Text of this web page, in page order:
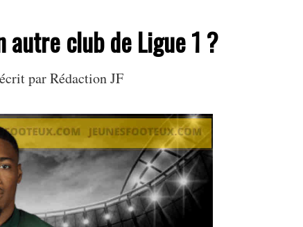
autre club de Ligue 1 ?
par Rédaction JF